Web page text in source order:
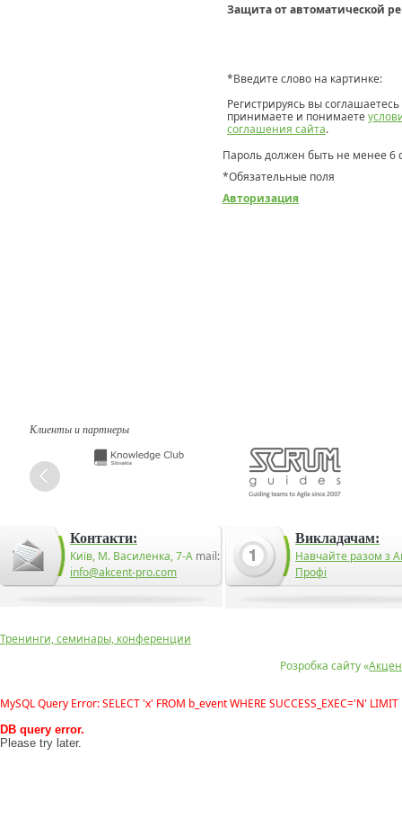
Защита от автоматической
*Введите слово на картинке:
Регистрируясь вы
принимаете и понимаете
соглашения сайта.
Пароль должен быть не менее 6
*Обязательные поля
Авторизация
Клиенты и партнеры
Контакти:
Київ, М. Василенка, 7-А mail:
info@akcent-pro.com
Викладачам:
Навчайте разом з
Профі
Розробка сайту «
Тренинги, семинары, конференции
MySQL Query Error: SELECT 'x' FROM b_event WHERE SUCCESS_EXEC='N' LIMIT
DB query error.
Please try later.